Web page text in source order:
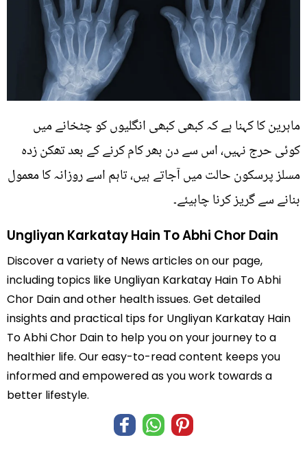
ماہرین کا کہنا ہے کہ کبھی کبھی انگلیوں کو چٹخانے میں
کوئی حرج نہیں، اس سے دن بھر کام کرنے کے بعد تھکن زدہ
مسلز پرسکون حالت میں آجاتے ہیں، تاہم اسے روزانہ کا معمول
بنانے سے گریز کرنا چاہیئے۔
Ungliyan Karkatay Hain To Abhi Chor Dain
Discover a variety of News articles on our page,
including topics like Ungliyan Karkatay Hain To Abhi
Chor Dain and other health issues. Get detailed
insights and practical tips for Ungliyan Karkatay Hain
To Abhi Chor Dain to help you on your journey to a
healthier life. Our easy-to-read content keeps you
informed and empowered as you work towards a
better lifestyle.